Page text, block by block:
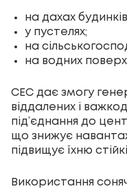
на дахах
у пустелях;
на
на водних
СЕС дає змогу
віддалених і
під’єднання до
що знижує
підвищує їхню
Використання